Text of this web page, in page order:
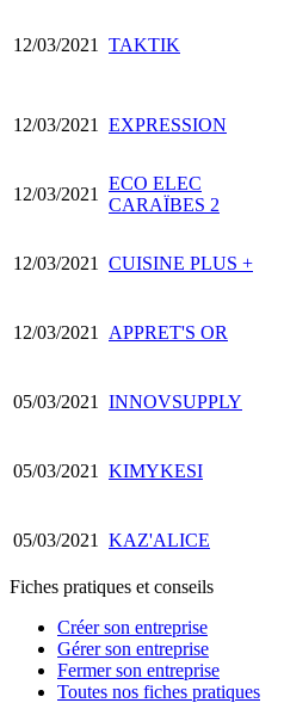
12/03/2021 TAKTIK
12/03/2021 EXPRESSION
12/03/2021
ECO ELEC
CARAÏBES 2
12/03/2021 CUISINE PLUS +
12/03/2021 APPRET'S OR
05/03/2021 INNOVSUPPLY
05/03/2021 KIMYKESI
05/03/2021 KAZ'ALICE
Fiches pratiques et conseils
Créer son entreprise
Gérer son entreprise
Fermer son entreprise
Toutes nos fiches pratiques